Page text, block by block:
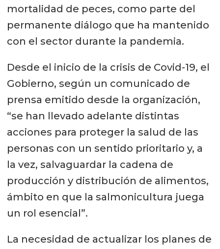
mortalidad de peces, como parte del
permanente diálogo que ha mantenido
con el sector durante la pandemia.
Desde el inicio de la crisis de Covid-19, el
Gobierno, según un comunicado de
prensa emitido desde la organización,
“se han llevado adelante distintas
acciones para proteger la salud de las
personas con un sentido prioritario y, a
la vez, salvaguardar la cadena de
producción y distribución de alimentos,
ámbito en que la salmonicultura juega
un rol esencial”.
La necesidad de actualizar los planes de